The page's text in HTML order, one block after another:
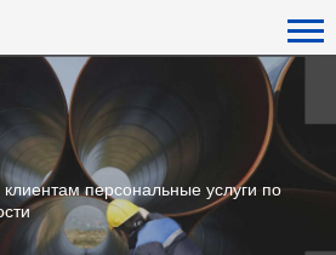
персональные услуги по